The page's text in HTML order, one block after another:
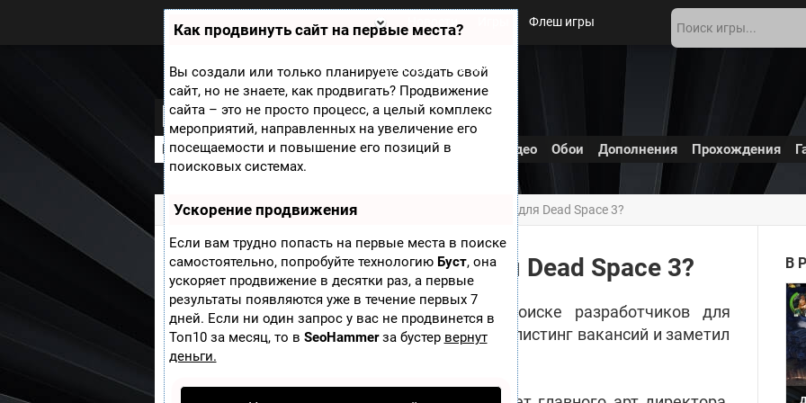
Как продвинуть сайт на первые места?
Вы создали или только планируете создать свой
сайт, но не знаете, как продвигать? Продвижение
сайта – это не просто процесс, а целый комплекс
мероприятий, направленных на увеличение его
посещаемости и повышение его позиций в
поисковых системах.
Ускорение продвижения
Если вам трудно попасть на первые места в поиске
самостоятельно, попробуйте технологию Буст, она
ускоряет продвижение в десятки раз, а первые
результаты появляются уже в течение первых 7
дней. Если ни один запрос у вас не продвинется в
Топ10 за месяц, то в SeoHammerза бустер вернут
деньги.
Zobra.ru - Игровое сообщество -
все о играх
П
ф
ор
м
ы
Новости Флеш игры
Мини игры О сайте
Dead Space 2
В разработке Рецензии Новости Скриншоты Видео Обои Дополнения Прохождения
Zobra.ru»Игры»Dead Space 2 » EA ищет разработчиков для Dead Space 3?
EA ищет разработчиков для Dead Space 3?
Electronic Arts заметили в очередном поиске разработчиков для
франшизы Dead Space. Ресурс CVG провел листинг вакансий и заметил
некоторые интересные факты.
В